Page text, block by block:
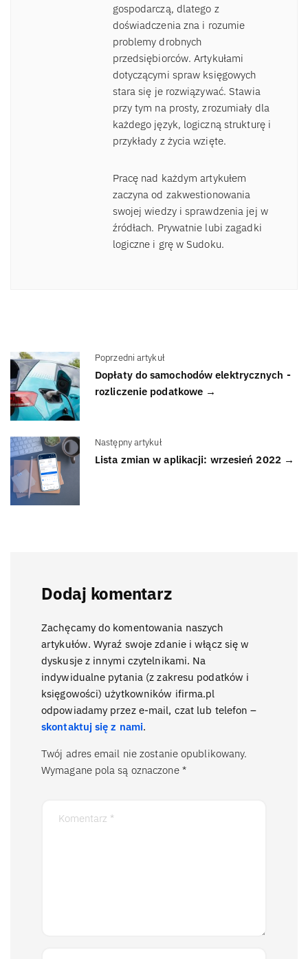
gospodarczą, dlatego z
doświadczenia zna i rozumie
problemy drobnych
przedsiębiorców. Artykułami
dotyczącymi spraw księgowych
stara się je rozwiązywać. Stawia
przy tym na prosty, zrozumiały dla
każdego język, logiczną strukturę i
przykłady z życia wzięte.
Pracę nad każdym artykułem
zaczyna od zakwestionowania
swojej wiedzy i sprawdzenia jej w
źródłach. Prywatnie lubi zagadki
logiczne i grę w Sudoku.
Poprzedni artykuł
Dopłaty do samochodów elektrycznych -
rozliczenie podatkowe →
Następny artykuł
Lista zmian w aplikacji: wrzesień 2022 →
Dodaj komentarz
Zachęcamy do komentowania naszych
artykułów. Wyraź swoje zdanie i włącz się w
dyskusje z innymi czytelnikami. Na
indywidualne pytania (z zakresu podatków i
księgowości) użytkowników ifirma.pl
odpowiadamy przez e-mail, czat lub telefon –
skontaktuj się z nami.
Twój adres email nie zostanie opublikowany.
Wymagane pola są oznaczone *